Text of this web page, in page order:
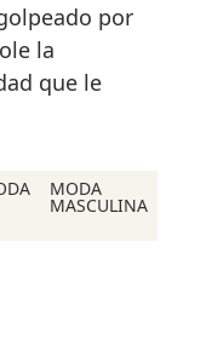
por
la
que le
MODA
MASCULINA